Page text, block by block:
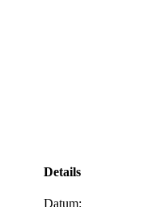
Details
Datum: